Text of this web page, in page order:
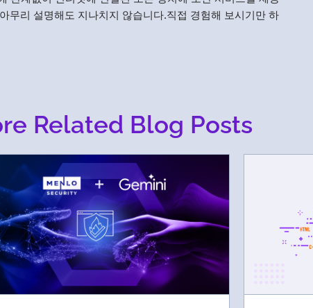
무리 설명해도 지나치지 않습니다.직접 경험해 보시기만 하
Related Blog Posts